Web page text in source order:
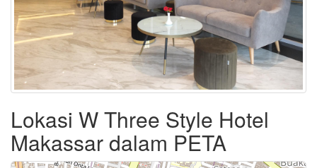
Lokasi W Three Style Hotel
Makassar dalam PETA